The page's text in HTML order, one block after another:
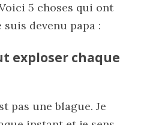
5 choses qui ont
devenu papa :
exploser chaque
pas une blague. Je